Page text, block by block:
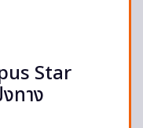
Star
ทาง